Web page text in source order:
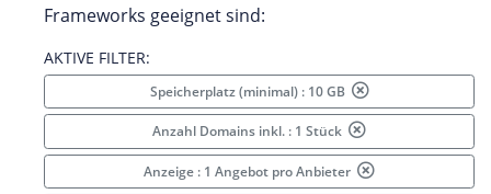
Frameworks geeignet sind:
AKTIVE FILTER:
Speicherplatz (minimal) : 10 GB
Anzahl Domains inkl. : 1 Stück
Anzeige : 1 Angebot pro Anbieter